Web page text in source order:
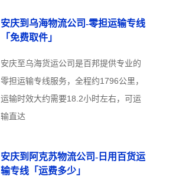
安庆到乌海物流公司-零担运输专线
「免费取件」
安庆至乌海货运公司是百邦提供专业的
零担运输专线服务，全程约1796公里，
运输时效大约需要18.2小时左右，可运
输直达
安庆到阿克苏物流公司-日用百货运
输专线「运费多少」